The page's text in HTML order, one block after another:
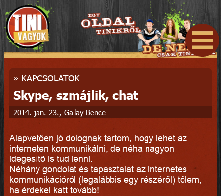
» KAPCSOLATOK
Skype, szmájlik, chat
2014. jan. 23., Gallay Bence
Alapvetően jó dolognak tartom, hogy lehet az
interneten kommunikálni, de néha nagyon
idegesítő is tud lenni.
Néhány gondolat és tapasztalat az internetes
kommunikációról (legalábbis egy részéről) tőlem,
ha érdekel katt tovább!